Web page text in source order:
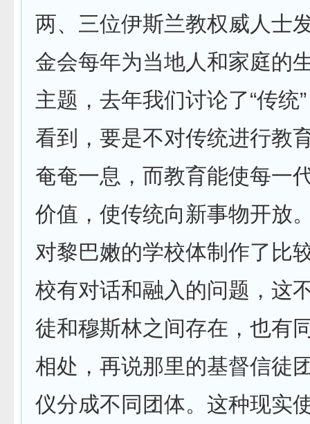
两、三位伊斯兰教权威人士
金会每年为当地人和家庭的
主题，去年我们讨论了“传统
看到，要是不对传统进行教
奄奄一息，而教育能使每一
价值，使传统向新事物开放
对黎巴嫩的学校体制作了比
校有对话和融入的问题，这
徒和穆斯林之间存在，也有
相处，再说那里的基督信徒
仪分成不同团体。这种现实